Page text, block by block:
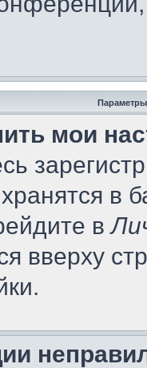
Параметры
мои
в
в
вверху